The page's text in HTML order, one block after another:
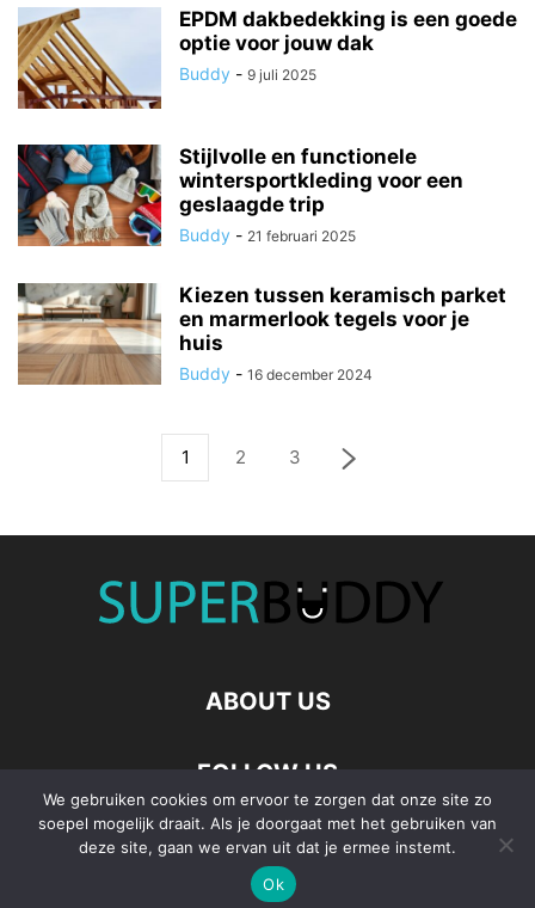
EPDM dakbedekking is een goede
optie voor jouw dak
Buddy - 9 juli 2025
Stijlvolle en functionele
wintersportkleding voor een
geslaagde trip
Buddy - 21 februari 2025
Kiezen tussen keramisch parket
en marmerlook tegels voor je
huis
Buddy - 16 december 2024
1 2 3
ABOUT US
FOLLOW US
©
We gebruiken cookies om ervoor te zorgen dat onze site zo
soepel mogelijk draait. Als je doorgaat met het gebruiken van
deze site, gaan we ervan uit dat je ermee instemt.
Ok